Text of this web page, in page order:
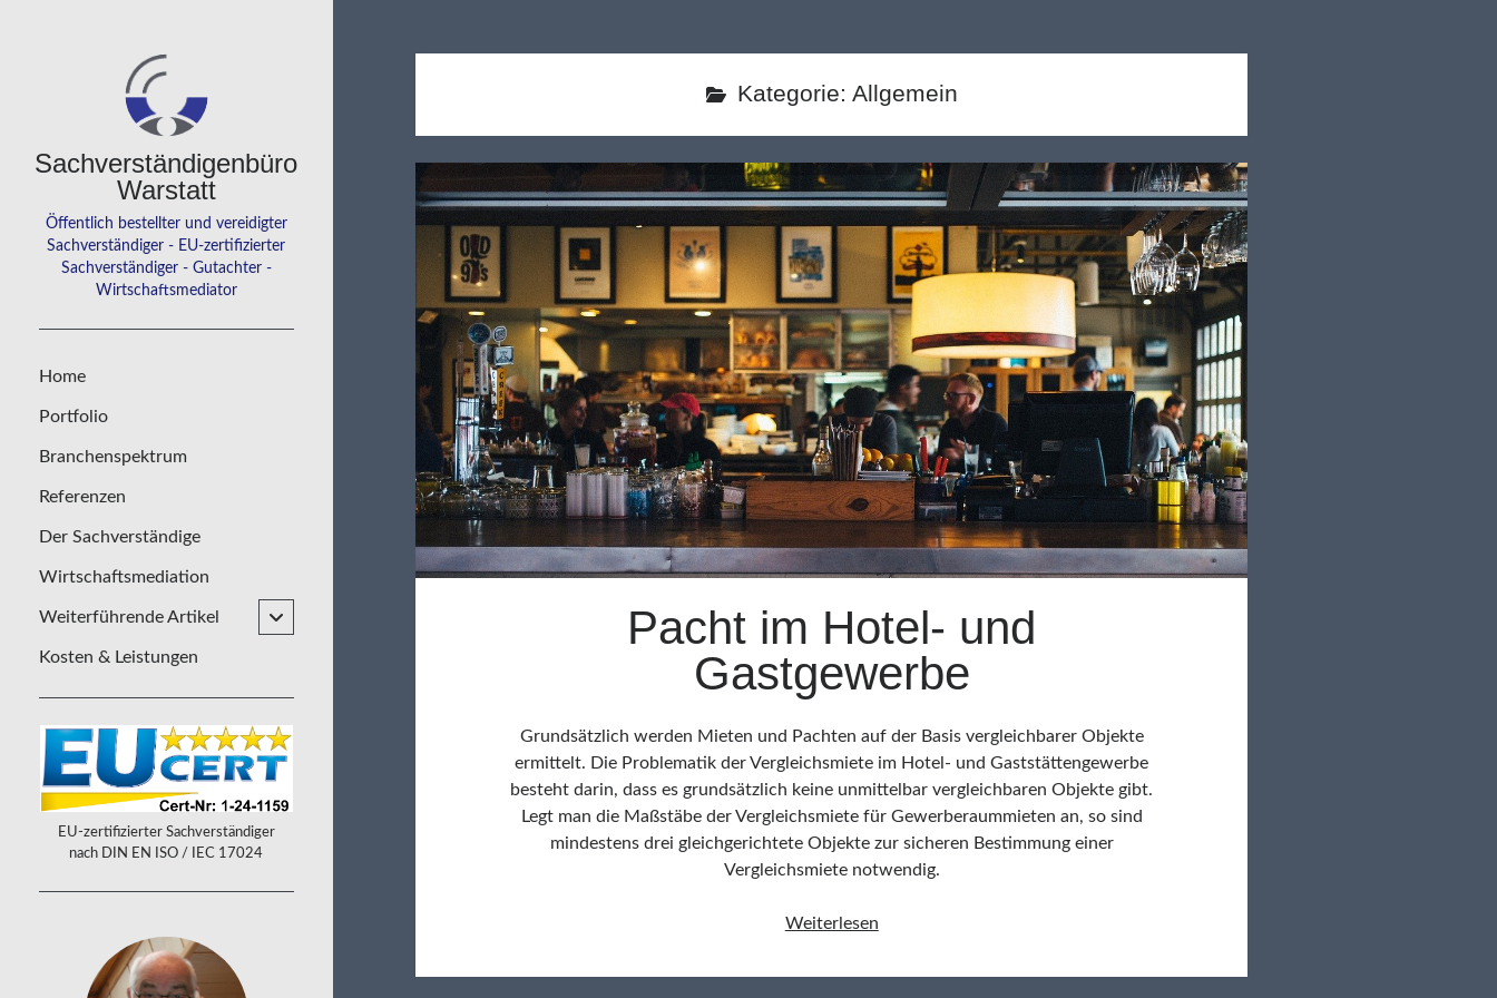
Sachverständigenbüro
Warstatt
Öffentlich bestellter und vereidigter
Sachverständiger - EU-zertifizierter
Sachverständiger - Gutachter -
Wirtschaftsmediator
Home
Portfolio
Branchenspektrum
Referenzen
Der Sachverständige
Wirtschaftsmediation
Weiterführende Artikel
open
child
Kosten & Leistungen
Sidebar
EU-zertifizierter Sachverständiger
nach DIN EN ISO / IEC 17024
Kategorie: Allgemein
Pacht im Hotel- und
Gastgewerbe
Grundsätzlich werden Mieten und Pachten auf der Basis vergleichbarer Objekte
ermittelt. Die Problematik der Vergleichsmiete im Hotel- und Gaststättengewerbe
besteht darin, dass es grundsätzlich keine unmittelbar vergleichbaren Objekte gibt.
Legt man die Maßstäbe der Vergleichsmiete für Gewerberaummieten an, so sind
mindestens drei gleichgerichtete Objekte zur sicheren Bestimmung einer
Vergleichsmiete notwendig.
WeiterlesenPacht
Hotel-